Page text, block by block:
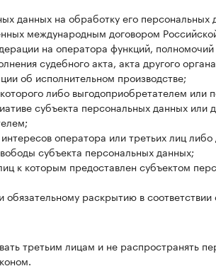
данных на обработку его персональных
международным договором
на оператора функций,
судебного акта, акта другого
об исполнительном производстве;
либо выгодоприобретателем или
субъекта персональных данных или
оператора или третьих лиц
субъекта персональных данных;
к которым предоставлен субъектом
раскрытию в
третьим лицам и не распространять